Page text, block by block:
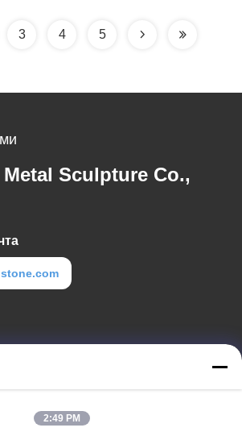
3 4 5
Sculpture Co.,
837 Средняя 2-я улица Цзяньпу, район
2:49 PM